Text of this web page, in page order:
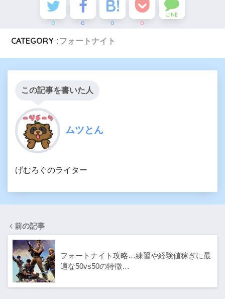
0 0 0 0
LINE
CATEGORY : フォートナイト
この記事を書いた人
ムツとん
げむろぐのライター
前の記事
フォートナイト攻略…練習や経験値稼ぎに最
適な50vs50の特徴…